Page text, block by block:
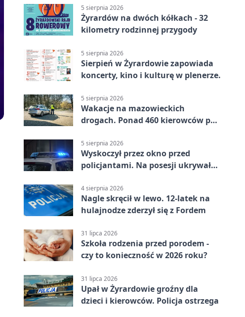
5 sierpnia 2026
Żyrardów na dwóch kółkach - 32
kilometry rodzinnej przygody
5 sierpnia 2026
Sierpień w Żyrardowie zapowiada
koncerty, kino i kulturę w plenerze.
5 sierpnia 2026
Wakacje na mazowieckich
drogach. Ponad 460 kierowców po
5 sierpnia 2026
Wyskoczył przez okno przed
policjantami. Na posesji ukrywał
4 sierpnia 2026
Nagle skręcił w lewo. 12-latek na
hulajnodze zderzył się z Fordem
31 lipca 2026
Szkoła rodzenia przed porodem -
czy to konieczność w 2026 roku?
31 lipca 2026
Upał w Żyrardowie groźny dla
dzieci i kierowców. Policja ostrzega